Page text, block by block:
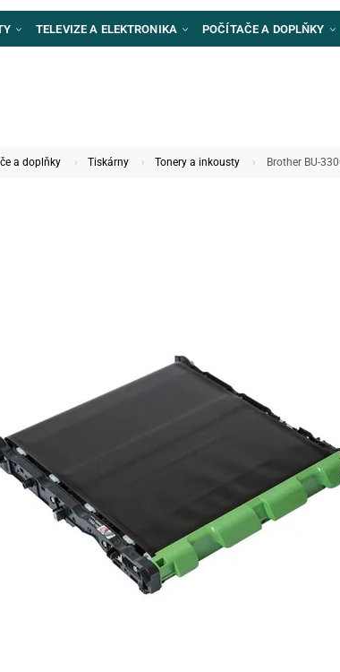
TELEVIZE A ELEKTRONIKA POČÍTAČE A DOPLŇKY
a doplňky Tiskárny Tonery a inkousty Brother BU-